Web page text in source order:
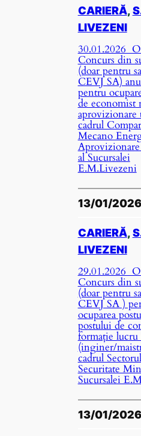
CARIERĂ,
LIVEZENI
30.01.2026
Concurs din
(doar pentru
CEVJ SA)
pentru
de economist
aprovizionare
cadrul
Mecano
al Sucursalei
E.M.Livezeni
13/01/2026
CARIERĂ,
LIVEZENI
29.01.2026
Concurs din
(doar pentru
CEVJ SA )
ocuparea
postului de
formație lucru
(inginer/
cadrul
Securitate
Sucursalei
13/01/2026